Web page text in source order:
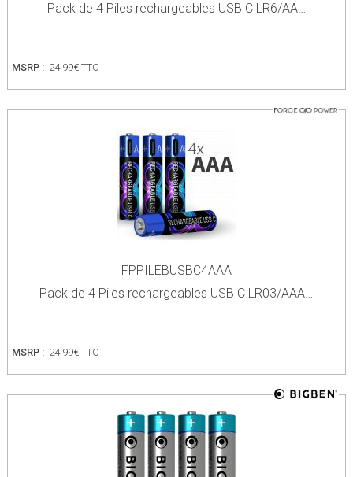
Pack de 4 Piles rechargeables USB C LR6/AA…
MSRP : 24.99€ TTC
FPPILEBUSBC4AAA
Pack de 4 Piles rechargeables USB C LR03/AAA…
MSRP : 24.99€ TTC